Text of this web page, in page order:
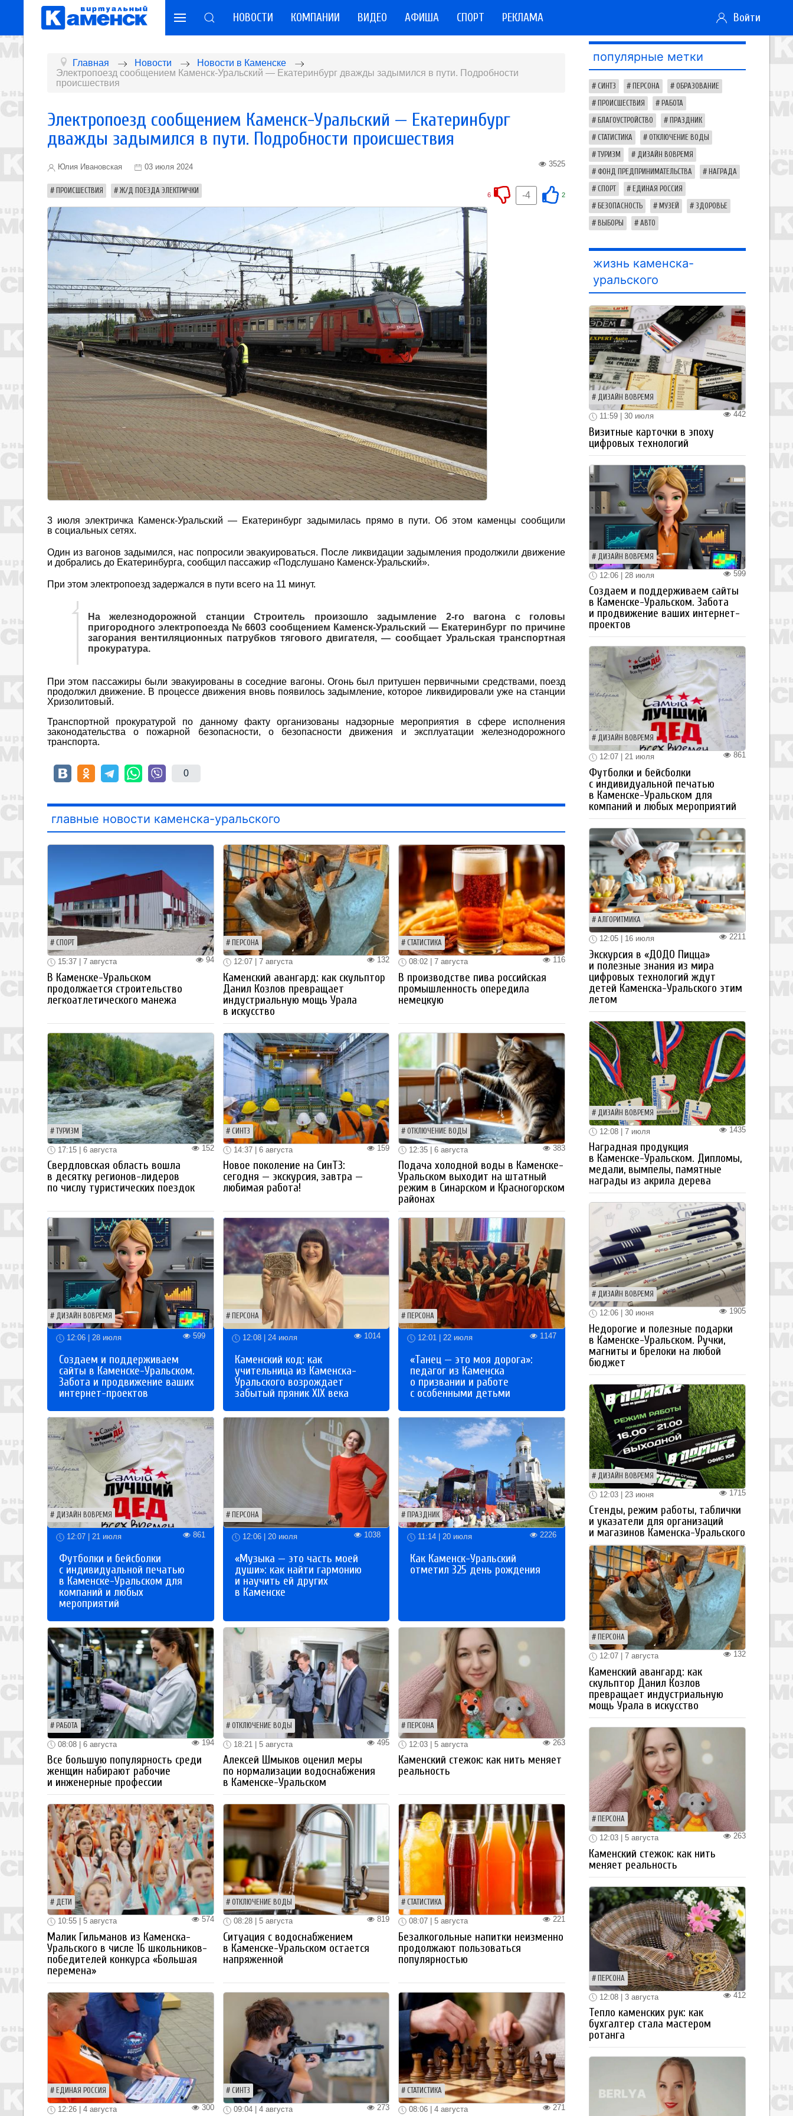
НОВОСТИ КОМПАНИИ ВИДЕО АФИША СПОРТ РЕКЛАМА Войти
Главная Новости
Новости в Каменске
Электропоезд сообщением Каменск-Уральский — Екатеринбург дважды задымился в пути. Подробности
происшествия
Электропоезд сообщением Каменск-Уральский — Екатеринбург
дважды задымился в пути. Подробности происшествия
Юлия Ивановская 03 июля 2024 3525
ПРОИСШЕСТВИЯ Ж/Д ПОЕЗДА ЭЛЕКТРИЧКИ 2
-4
6
3 июля электричка Каменск-Уральский — Екатеринбург задымилась прямо в пути. Об этом каменцы сообщили
в социальных сетях.
Один из вагонов задымился, нас попросили эвакуироваться. После ликвидации задымления продолжили движение
и добрались до Екатеринбурга, сообщил пассажир «Подслушано Каменск-Уральский».
При этом электропоезд задержался в пути всего на 11 минут.
На железнодорожной станции Строитель произошло задымление 2-го вагона с головы
пригородного электропоезда № 6603 сообщением Каменск-Уральский — Екатеринбург по причине
загорания вентиляционных патрубков тягового двигателя, — сообщает Уральская транспортная
прокуратура.
При этом пассажиры были эвакуированы в соседние вагоны. Огонь был притушен первичными средствами, поезд
продолжил движение. В процессе движения вновь появилось задымление, которое ликвидировали уже на станции
Хризолитовый.
Транспортной прокуратурой по данному факту организованы надзорные мероприятия в сфере исполнения
законодательства о пожарной безопасности, о безопасности движения и эксплуатации железнодорожного
транспорта.
0
главные новости каменска-уральского
СПОРТ
94
15:37 | 7 августа
В Каменске-Уральском
продолжается строительство
легкоатлетического манежа
ПЕРСОНА
132
12:07 | 7 августа
Каменский авангард: как скульптор
Данил Козлов превращает
индустриальную мощь Урала
в искусство
СТАТИСТИКА
116
08:02 | 7 августа
В производстве пива российская
промышленность опередила
немецкую
ТУРИЗМ
152
17:15 | 6 августа
Свердловская область вошла
в десятку регионов-лидеров
по числу туристических поездок
СИНТЗ
159
14:37 | 6 августа
Новое поколение на СинТЗ:
сегодня — экскурсия, завтра —
любимая работа!
ОТКЛЮЧЕНИЕ ВОДЫ
383
12:35 | 6 августа
Подача холодной воды в Каменске-
Уральском выходит на штатный
режим в Синарском и Красногорском
районах
ДИЗАЙН ВОВРЕМЯ
12:06 | 28 июля 599
Создаем и поддерживаем
сайты в Каменске-Уральском.
Забота и продвижение ваших
интернет-проектов
ПЕРСОНА
12:08 | 24 июля 1014
Каменский код: как
учительница из Каменска-
Уральского возрождает
забытый пряник XIX века
ПЕРСОНА
12:01 | 22 июля 1147
«Танец — это моя дорога»:
педагог из Каменска
о призвании и работе
с особенными детьми
ДИЗАЙН ВОВРЕМЯ
12:07 | 21 июля 861
Футболки и бейсболки
с индивидуальной печатью
в Каменске-Уральском для
компаний и любых
мероприятий
ПЕРСОНА
12:06 | 20 июля 1038
«Музыка — это часть моей
души»: как найти гармонию
и научить ей других
в Каменске
ПРАЗДНИК
11:14 | 20 июля 2226
Как Каменск-Уральский
отметил 325 день рождения
РАБОТА
194
08:08 | 6 августа
Все большую популярность среди
женщин набирают рабочие
и инженерные профессии
ОТКЛЮЧЕНИЕ ВОДЫ
495
18:21 | 5 августа
Алексей Шмыков оценил меры
по нормализации водоснабжения
в Каменске-Уральском
ПЕРСОНА
263
12:03 | 5 августа
Каменский стежок: как нить меняет
реальность
ДЕТИ
574
10:55 | 5 августа
Малик Гильманов из Каменска-
Уральского в числе 16 школьников-
победителей конкурса «Большая
перемена»
ОТКЛЮЧЕНИЕ ВОДЫ
819
08:28 | 5 августа
Ситуация с водоснабжением
в Каменске-Уральском остается
напряженной
СТАТИСТИКА
221
08:07 | 5 августа
Безалкогольные напитки неизменно
продолжают пользоваться
популярностью
ЕДИНАЯ РОССИЯ
300
12:26 | 4 августа
СИНТЗ
273
09:04 | 4 августа
СТАТИСТИКА
271
08:06 | 4 августа
популярные метки
СИНТЗ ПЕРСОНА ОБРАЗОВАНИЕ
ПРОИСШЕСТВИЯ РАБОТА
БЛАГОУСТРОЙСТВО ПРАЗДНИК
СТАТИСТИКА ОТКЛЮЧЕНИЕ ВОДЫ
ТУРИЗМ ДИЗАЙН ВОВРЕМЯ
ФОНД ПРЕДПРИНИМАТЕЛЬСТВА НАГРАДА
СПОРТ ЕДИНАЯ РОССИЯ
БЕЗОПАСНОСТЬ МУЗЕЙ ЗДОРОВЬЕ
ВЫБОРЫ АВТО
жизнь каменска-
уральского
ДИЗАЙН ВОВРЕМЯ
442
11:59 | 30 июля
Визитные карточки в эпоху
цифровых технологий
ДИЗАЙН ВОВРЕМЯ
599
12:06 | 28 июля
Создаем и поддерживаем сайты
в Каменске-Уральском. Забота
и продвижение ваших интернет-
проектов
ДИЗАЙН ВОВРЕМЯ
861
12:07 | 21 июля
Футболки и бейсболки
с индивидуальной печатью
в Каменске-Уральском для
компаний и любых мероприятий
АЛГОРИТМИКА
2211
12:05 | 16 июля
Экскурсия в «ДОДО Пицца»
и полезные знания из мира
цифровых технологий ждут
детей Каменска-Уральского этим
летом
ДИЗАЙН ВОВРЕМЯ
1435
12:08 | 7 июля
Наградная продукция
в Каменске-Уральском. Дипломы,
медали, вымпелы, памятные
награды из акрила дерева
ДИЗАЙН ВОВРЕМЯ
1905
12:06 | 30 июня
Недорогие и полезные подарки
в Каменске-Уральском. Ручки,
магниты и брелоки на любой
бюджет
ДИЗАЙН ВОВРЕМЯ
1715
12:03 | 23 июня
Стенды, режим работы, таблички
и указатели для организаций
и магазинов Каменска-Уральского
ПЕРСОНА
132
12:07 | 7 августа
Каменский авангард: как
скульптор Данил Козлов
превращает индустриальную
мощь Урала в искусство
ПЕРСОНА
263
12:03 | 5 августа
Каменский стежок: как нить
меняет реальность
ПЕРСОНА
412
12:08 | 3 августа
Тепло каменских рук: как
бухгалтер стала мастером
ротанга